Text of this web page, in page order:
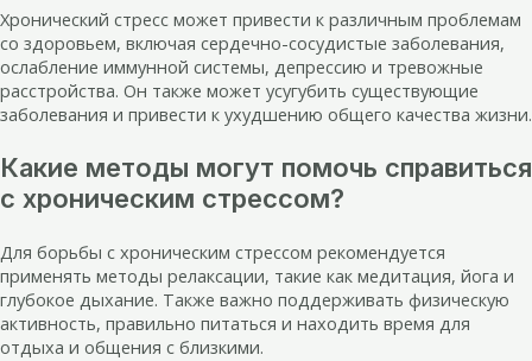
Хронический стресс может привести к различным проблемам
со здоровьем, включая сердечно-сосудистые заболевания,
ослабление иммунной системы, депрессию и тревожные
расстройства. Он также может усугубить существующие
заболевания и привести к ухудшению общего качества жизни.
Какие методы могут помочь справиться
с хроническим стрессом?
Для борьбы с хроническим стрессом рекомендуется
применять методы релаксации, такие как медитация, йога и
глубокое дыхание. Также важно поддерживать физическую
активность, правильно питаться и находить время для
отдыха и общения с близкими.